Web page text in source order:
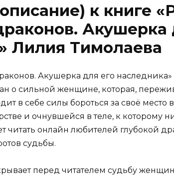
к книге
Акушерка
Лилия Тимолаева
Акушерка для его
о сильной женщине, которая,
в себе силы бороться за своё место
и очнувшейся в теле, к которому
читать онлайн любителей глубокой
судьбы.
перед читателем судьбу